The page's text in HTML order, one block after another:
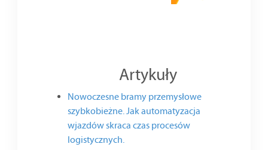
Artykuły
Nowoczesne bramy przemysłowe
szybkobieżne. Jak automatyzacja
wjazdów skraca czas procesów
logistycznych.